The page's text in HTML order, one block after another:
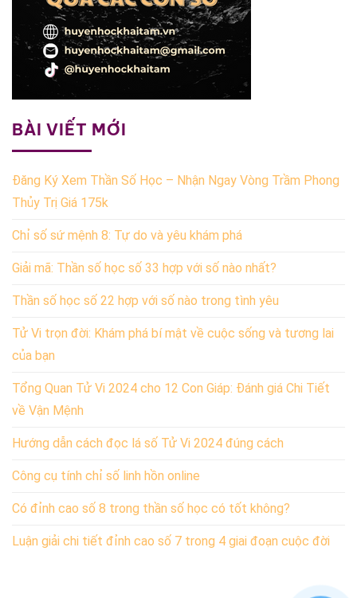
BÀI VIẾT MỚI
Đăng Ký Xem Thần Số Học – Nhận Ngay Vòng Trầm Phong
Thủy Trị Giá 175k
Chỉ số sứ mệnh 8: Tự do và yêu khám phá
Giải mã: Thần số học số 33 hợp với số nào nhất?
Thần số học số 22 hợp với số nào trong tình yêu
Tử Vi trọn đời: Khám phá bí mật về cuộc sống và tương lai
của bạn
Tổng Quan Tử Vi 2024 cho 12 Con Giáp: Đánh giá Chi Tiết
về Vận Mệnh
Hướng dẫn cách đọc lá số Tử Vi 2024 đúng cách
Công cụ tính chỉ số linh hồn online
Có đỉnh cao số 8 trong thần số học có tốt không?
Luận giải chi tiết đỉnh cao số 7 trong 4 giai đoạn cuộc đời